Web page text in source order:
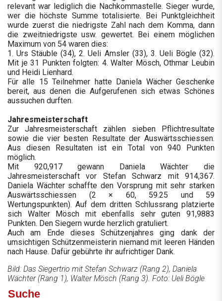
relevant war lediglich die Nachkommastelle. Sieger wurde,
wer die höchste Summe totalisierte. Bei Punktgleichheit
wurde zuerst die niedrigste Zahl nach dem Komma, dann
die zweitniedrigste usw. gewertet. Bei einem möglichen
Maximum von 54 waren dies:
1. Urs Stäuble (34), 2. Ueli Amsler (33), 3. Ueli Bögle (32).
Mit je 31 Punkten folgten: 4. Walter Mösch, Othmar Leubin
und Heidi Lienhard.
Für alle 15 Teilnehmer hatte Daniela Wächer Geschenke
bereit, aus denen die Aufgerufenen sich etwas Schönes
aussuchen durften.
Jahresmeisterschaft
Zur Jahresmeisterschaft zählen sieben Pflichtresultate
sowie die vier besten Resultate der Auswärtsschiessen.
Aus diesen Resultaten ist ein Total von 940 Punkten
möglich.
Mit 920,917 gewann Daniela Wächter die
Jahresmeisterschaft vor Stefan Schwarz mit 914,367.
Daniela Wächter schaffte den Vorsprung mit sehr starken
Auswärtsschiessen (2 × 60, 59.25 und 59
Wertungspunkten). Auf dem dritten Schlussrang platzierte
sich Walter Mösch mit ebenfalls sehr guten 91,9883
Punkten. Den Siegern wurde herzlich gratuliert.
Auch am Ende dieses Schützenjahres ging dank der
umsichtigen Schützenmeisterin niemand mit leeren Händen
nach Hause. Dafür gebührte ihr aufrichtiger Dank.
Bild: Das Siegertrio mit Stefan Schwarz (Rang 2), Daniela
Wächter (Rang 1), Walter Mösch (Rang 3). Foto: Ueli Bögle
Suche